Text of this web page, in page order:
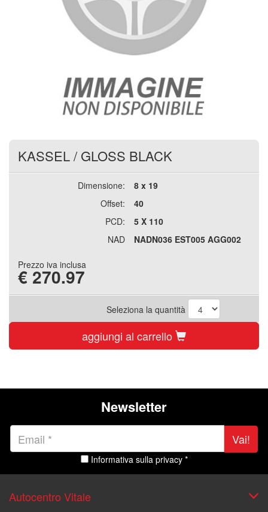
KASSEL/ GLOSS BLACK
Dimensione:
8 x 19
Offset:
40
PCD:
5 X 110
NAD
NADN036 EST005 AGG002
Prezzo iva inclusa
€ 270.97
Seleziona la quantità
aggiungi al carrello
Newsletter
Vai!
Informativa sulla privacy *
Autocentro Vitale